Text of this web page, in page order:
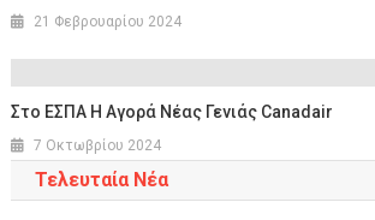
21 Φεβρουαρίου 2024
Στο ΕΣΠΑ Η Αγορά Νέας Γενιάς Canadair
7 Οκτωβρίου 2024
Τελευταία Νέα